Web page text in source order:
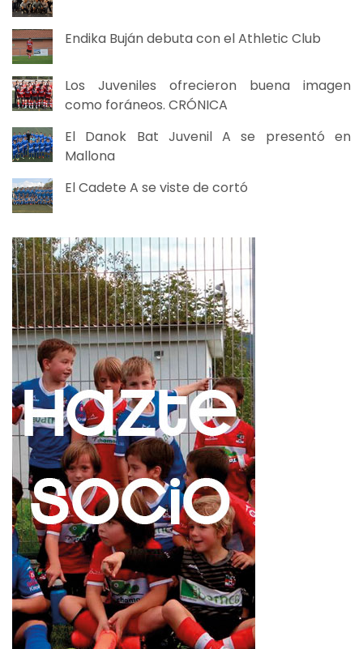
Endika Buján debuta con el Athletic Club
Los Juveniles ofrecieron buena imagen
como foráneos. CRÓNICA
El Danok Bat Juvenil A se presentó en
Mallona
El Cadete A se viste de cortó